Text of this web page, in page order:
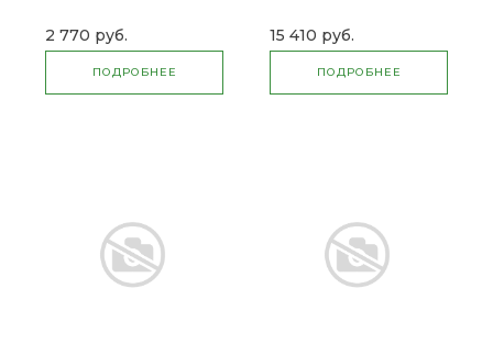
(Микон)
2 770 руб.
ПОДРОБНЕЕ
15 410 руб.
ПОДРОБНЕЕ